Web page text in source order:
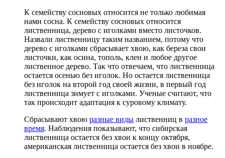
К семейству сосновых относится не только любимая
нами сосна. К семейству сосновых относится
лиственница, дерево с иголками вместо листочков.
Назвали лиственницу таким названием, потому что
дерево с иголками сбрасывает хвою, как береза свои
листочки, как осина, тополь, клен и любое другое
лиственное дерево. Так что отвечаем, что лиственница
остается осенью без иголок. Но остается лиственница
без иголок на второй год своей жизни, в первый год
лиственница зимует с иголками. Ученые считают, что
так происходит адаптация к суровому климату.
Сбрасывают хвою разные виды лиственниц в разное
время. Наблюдения показывают, что сибирская
лиственница остается без хвои к концу октября,
американская лиственница остается без хвои в ноябре.